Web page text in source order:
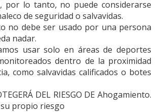
por lo tanto, no puede considerarse
de seguridad o salvavidas.
no debe ser usado por una persona
nadar.
usar solo en áreas de deportes
dentro de la proximidad
como salvavidas calificados o botes
DEL RIESGO DE Ahogamiento.
propio riesgo